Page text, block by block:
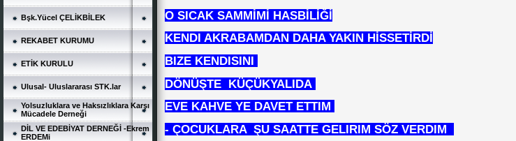
Bşk.Yücel ÇELİKBİLEK
REKABET KURUMU
ETİK KURULU
Ulusal- Uluslararası STK.lar
Yolsuzluklara ve Haksızlıklara Karşı
Mücadele Derneği
DİL VE EDEBİYAT DERNEĞİ -Ekrem
ERDEMi
O SICAK SAMMİMİ HASBİLİĞİ
KENDI AKRABAMDAN DAHA YAKIN HİSSETİRDİ
BIZE KENDISINI
DÖNÜŞTE KÜÇÜKYALIDA
EVE KAHVE YE DAVET ETTIM
- ÇOCUKLARA ŞU SAATTE GELIRIM SÖZ VERDIM